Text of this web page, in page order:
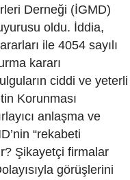
Derneği (İGMD)
oldu. İddia,
ile 4054 sayılı
kararı
ciddi ve yeterli
Korunması
anlaşma ve
“rekabeti
Şikayetçi firmalar
görüşlerini